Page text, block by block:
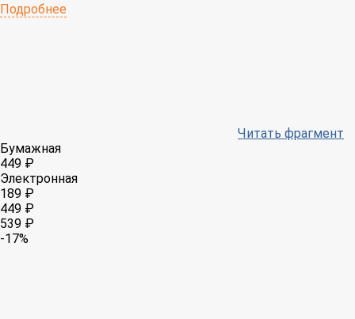
Подробнее
Читать фрагмент
Бумажная
449 ₽
Электронная
189 ₽
449 ₽
539 ₽
-17%